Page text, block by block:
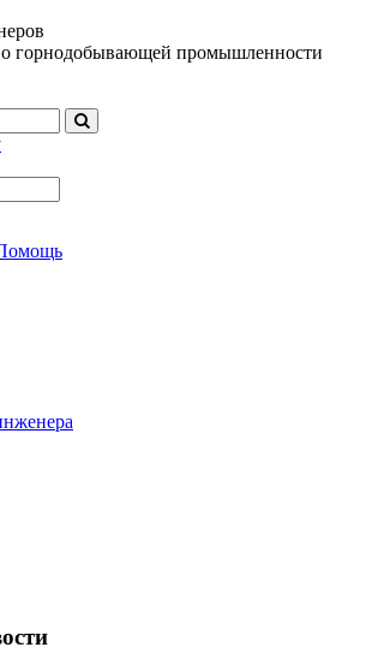
о горнодобывающей промышленности